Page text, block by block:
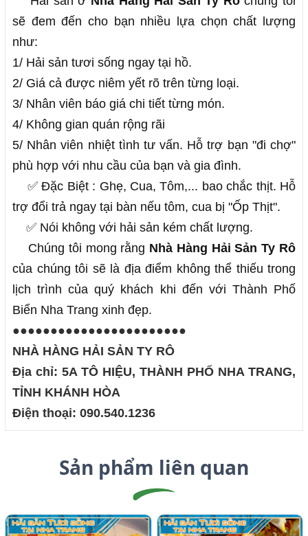
sẽ đem đến cho bạn nhiều lựa chọn chất lượng
như:
1/ Hải sản tươi sống ngay tại hồ.
2/ Giá cả được niêm yết rõ trên từng loại.
3/ Nhân viên báo giá chi tiết từng món.
4/ Không gian quán rộng rãi
5/ Nhân viên nhiệt tình tư vấn. Hỗ trợ bạn "đi chợ"
phù hợp với nhu cầu của bạn và gia đình.
✅ Đặc Biệt : Ghẹ, Cua, Tôm,... bao chắc thịt. Hỗ
trợ đổi trả ngay tại bàn nếu tôm, cua bị "Ốp Thịt".
✅ Nói không với hải sản kém chất lượng.
Chúng tôi mong rằng Nhà Hàng Hải Sản Ty Rô
của chúng tôi sẽ là địa điểm không thể thiếu trong
lịch trình của quý khách khi đến với Thành Phố
Biển Nha Trang xinh đẹp.
●●●●●●●●●●●●●●●●●●●●●●●
NHÀ HÀNG HẢI SẢN TY RÔ
Địa chỉ: 5A TÔ HIỆU, THÀNH PHỐ NHA TRANG,
TỈNH KHÁNH HÒA
Điện thoại: 090.540.1236
Sản phẩm liên quan